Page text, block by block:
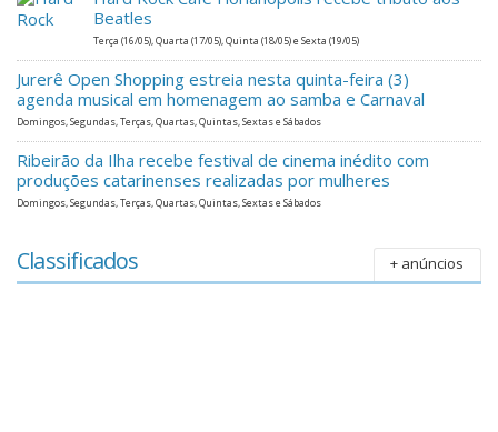
Beatles
Terça (16/05), Quarta (17/05), Quinta (18/05) e Sexta (19/05)
Jurerê Open Shopping estreia nesta quinta-feira (3)
agenda musical em homenagem ao samba e Carnaval
Domingos, Segundas, Terças, Quartas, Quintas, Sextas e Sábados
Ribeirão da Ilha recebe festival de cinema inédito com
produções catarinenses realizadas por mulheres
Domingos, Segundas, Terças, Quartas, Quintas, Sextas e Sábados
Classificados + anúncios